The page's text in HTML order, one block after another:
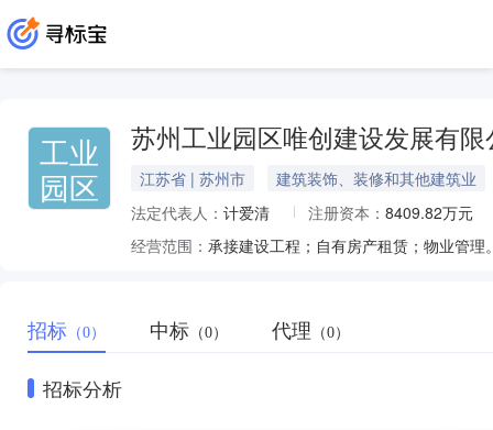
工业
园区
苏州工业园区唯创建设发展有限
江苏省 | 苏州市
建筑装饰、装修和其他建筑业
法定代表人： 计爱清 注册资本： 8409.82万元
经营范围： 承接建设工程；自有房产租赁；物业管
招标 （0） 中标 （0） 代理 （0）
招标分析